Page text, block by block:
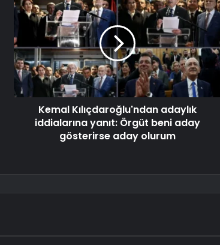
Kemal Kılıçdaroğlu'ndan adaylık
iddialarına yanıt: Örgüt beni aday
gösterirse aday olurum